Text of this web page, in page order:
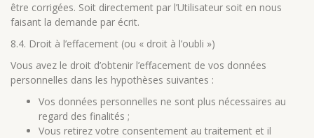
être corrigées. Soit directement par l’Utilisateur soit en nous
faisant la demande par écrit.
8.4. Droit à l’effacement (ou « droit à l’oubli »)
Vous avez le droit d’obtenir l’effacement de vos données
personnelles dans les hypothèses suivantes :
Vos données personnelles ne sont plus nécessaires au
regard des finalités ;
Vous retirez votre consentement au traitement et il